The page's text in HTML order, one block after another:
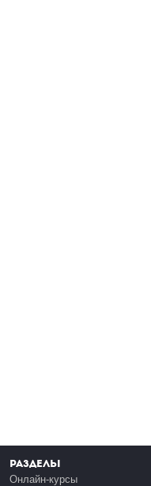
Разделы
Онлайн-курсы